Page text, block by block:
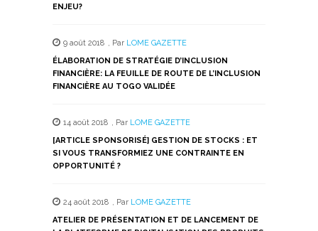
ENJEU?
9 août 2018 , Par LOME GAZETTE
ÉLABORATION DE STRATÉGIE D’INCLUSION
FINANCIÈRE: LA FEUILLE DE ROUTE DE L’INCLUSION
FINANCIÈRE AU TOGO VALIDÉE
14 août 2018 , Par LOME GAZETTE
[ARTICLE SPONSORISÉ] GESTION DE STOCKS : ET
SI VOUS TRANSFORMIEZ UNE CONTRAINTE EN
OPPORTUNITÉ ?
24 août 2018 , Par LOME GAZETTE
ATELIER DE PRÉSENTATION ET DE LANCEMENT DE